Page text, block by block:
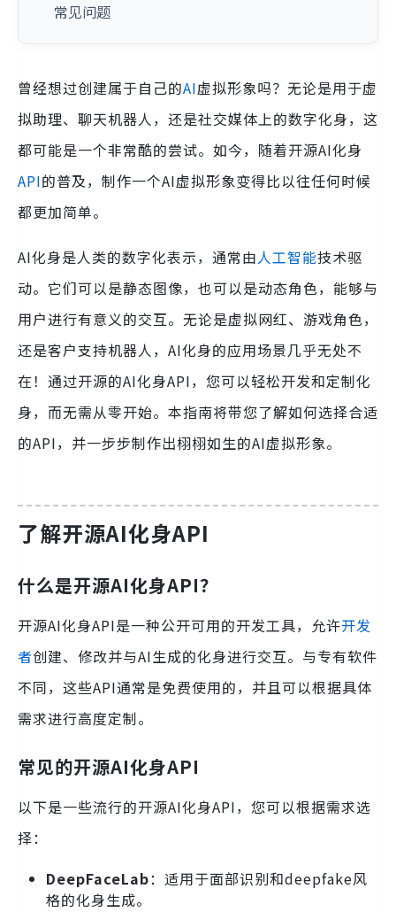
常见问题
曾经想过创建属于自己的AI虚拟形象吗？无论是用于虚
拟助理、聊天机器人，还是社交媒体上的数字化身，这
都可能是一个非常酷的尝试。如今，随着开源AI化身
API的普及，制作一个AI虚拟形象变得比以往任何时候
都更加简单。
AI化身是人类的数字化表示，通常由人工智能技术驱
动。它们可以是静态图像，也可以是动态角色，能够与
用户进行有意义的交互。无论是虚拟网红、游戏角色，
还是客户支持机器人，AI化身的应用场景几乎无处不
在！通过开源的AI化身API，您可以轻松开发和定制化
身，而无需从零开始。本指南将带您了解如何选择合适
的API，并一步步制作出栩栩如生的AI虚拟形象。
了解开源AI化身API
什么是开源AI化身API？
开源AI化身API是一种公开可用的开发工具，允许开发
者创建、修改并与AI生成的化身进行交互。与专有软件
不同，这些API通常是免费使用的，并且可以根据具体
需求进行高度定制。
常见的开源AI化身API
以下是一些流行的开源AI化身API，您可以根据需求选
择：
DeepFaceLab：适用于面部识别和deepfake风
格的化身生成。